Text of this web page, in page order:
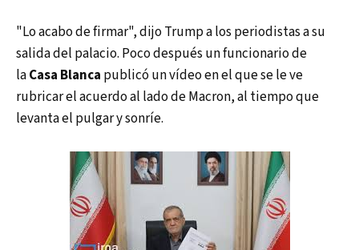
"Lo acabo de firmar", dijo Trump a los periodistas a su
salida del palacio. Poco después un funcionario de
laCasa Blanca publicó un vídeo en el que se le ve
rubricar el acuerdo al lado de Macron, al tiempo que
levanta el pulgar y sonríe.